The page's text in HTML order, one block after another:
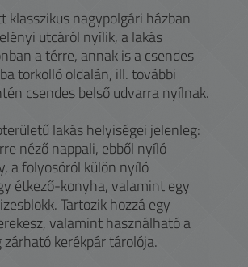
klasszikus nagypolgári házban
utcáról nyílik, a lakás
a térre, annak is a csendes
torkolló oldalán, ill. további
csendes belső udvarra nyílnak.
lakás helyiségei jelenleg:
néző nappali, ebből nyíló
a folyosóról külön nyíló
étkező-konyha, valamint egy
Tartozik hozzá egy
valamint használható a
zárható kerékpár tárolója.